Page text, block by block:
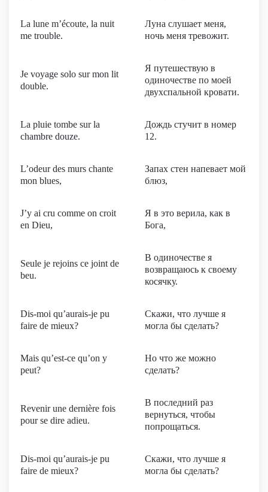
La lune m’écoute, la nuit
me trouble.
Луна слушает меня,
ночь меня тревожит.
Je voyage solo sur mon lit
double.
Я путешествую в
одиночестве по моей
двухспальной кровати.
La pluie tombe sur la
chambre douze.
Дождь стучит в номер
12.
L’odeur des murs chante
mon blues,
Запах стен напевает мой
блюз,
J’y ai cru comme on croit
en Dieu,
Я в это верила, как в
Бога,
Seule je rejoins ce joint de
beu.
В одиночестве я
возвращаюсь к своему
косячку.
Dis-moi qu’aurais-je pu
faire de mieux?
Скажи, что лучше я
могла бы сделать?
Mais qu’est-ce qu’on y
peut?
Но что же можно
сделать?
Revenir une dernière fois
pour se dire adieu.
В последний раз
вернуться, чтобы
попрощаться.
Dis-moi qu’aurais-je pu
faire de mieux?
Скажи, что лучше я
могла бы сделать?